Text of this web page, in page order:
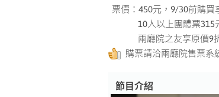
票價：450元，9/30前購買
10人以上團體票315
兩廳院之友享原價9
購票請洽兩廳院售票系
節目介紹